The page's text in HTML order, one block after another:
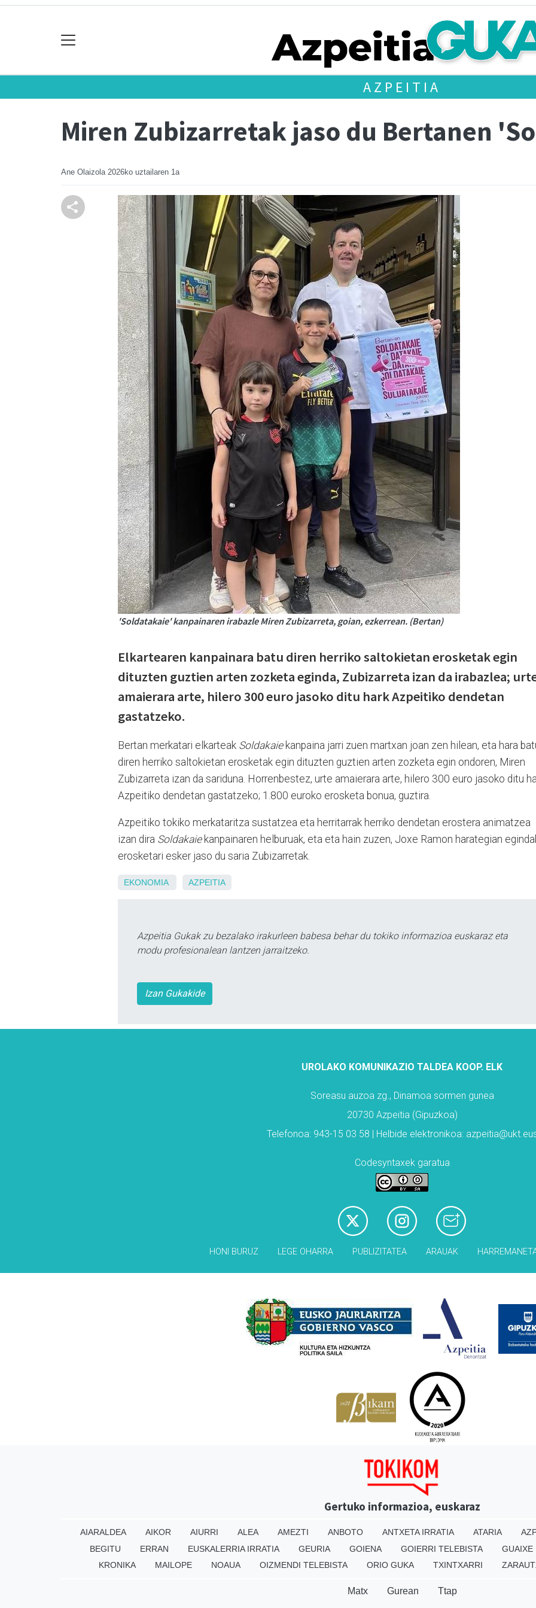
AZPEITIA
Miren Zubizarretak jaso du Bertanen
Ane Olaizola 2026ko uztailaren 1a
'Soldatakaie' kanpainaren irabazle Miren Zubizarreta, goian, ezkerrean. (Bertan)
Elkartearen kanpainara batu diren herriko saltokietan erosketak egin
dituzten guztien arten zozketa eginda, Zubizarreta izan da irabazlea;
amaierara arte, hilero 300 euro jasoko ditu hark Azpeitiko dendetan
gastatzeko.
Bertan merkatari elkarteak Soldakaiekanpaina jarri zuen martxan joan zen hilean, eta hara
diren herriko saltokietan erosketak egin dituzten guztien arten zozketa egin ondoren, Miren
Zubizarreta izan da sariduna. Horrenbestez, urte amaierara arte, hilero 300 euro jasoko ditu
Azpeitiko dendetan gastatzeko; 1.800 euroko erosketa bonua, guztira.
Azpeitiko tokiko merkataritza sustatzea eta herritarrak herriko dendetan erostera animatzea
izan dira Soldakaiekanpainaren helburuak, eta eta hain zuzen, Joxe Ramon harategian
erosketari esker jaso du saria Zubizarretak.
EKONOMIA AZPEITIA
Azpeitia Gukak zu bezalako irakurleen babesa behar du tokiko informazioa euskaraz eta
modu profesionalean lantzen jarraitzeko.
Izan Gukakide
UROLAKO KOMUNIKAZIO TALDEA KOOP. ELK
Soreasu auzoa zg., Dinamoa sormen gunea
20730 Azpeitia (Gipuzkoa)
Telefonoa: 943-15 03 58 | Helbide elektronikoa:
Codesyntaxek garatua
HONI BURUZ LEGE OHARRA PUBLIZITATEA ARAUAK
Gertuko informazioa, euskaraz
AIARALDEA AIKOR AIURRI ALEA AMEZTI ANBOTO ANTXETA IRRATIA ATARIA
BEGITU
ERRAN EUSKALERRIA IRRATIA GEURIA GOIENA GOIERRI TELEBISTA
GUAIXE
KRONIKA
MAILOPE NOAUA OIZMENDI TELEBISTA ORIO GUKA TXINTXARRI
Matx Gurean Ttap